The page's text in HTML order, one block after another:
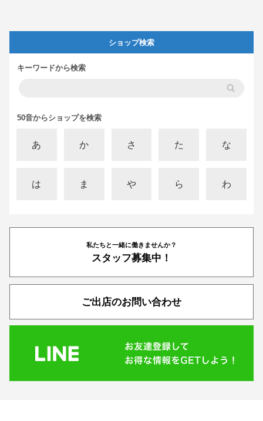
ショップ検索
キーワードから検索
50音からショップを検索
あ か さ た な
は ま や ら わ
私たちと一緒に働きませんか？
スタッフ募集中！
ご出店のお問い合わせ